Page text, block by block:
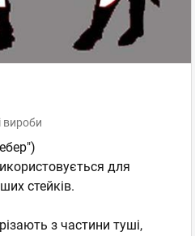
вироби
для
стейків.
з частини туші,